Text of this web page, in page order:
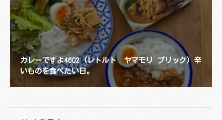
カレーですよ4602（レトルト ヤマモリ プリック）辛
いものを食べたい日。